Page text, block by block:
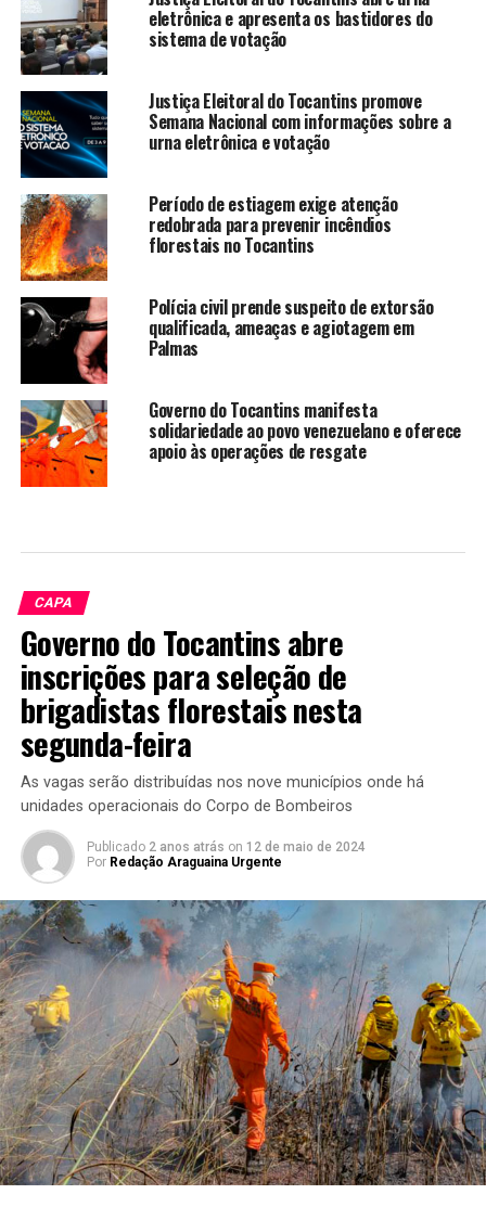
eletrônica e apresenta os bastidores do
sistema de votação
Justiça Eleitoral do Tocantins promove
Semana Nacional com informações sobre a
urna eletrônica e votação
Período de estiagem exige atenção
redobrada para prevenir incêndios
florestais no Tocantins
Polícia civil prende suspeito de extorsão
qualificada, ameaças e agiotagem em
Palmas
Governo do Tocantins manifesta
solidariedade ao povo venezuelano e oferece
apoio às operações de resgate
CAPA
Governo do Tocantins abre
inscrições para seleção de
brigadistas florestais nesta
segunda-feira
As vagas serão distribuídas nos nove municípios onde há
unidades operacionais do Corpo de Bombeiros
Publicado 2 anos atrás on 12 de maio de 2024
Por Redação Araguaina Urgente